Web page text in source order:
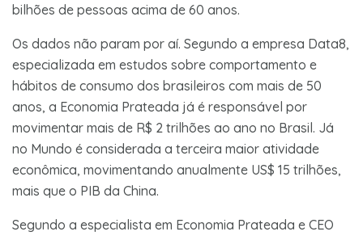
bilhões de pessoas acima de 60 anos.
Os dados não param por aí. Segundo a empresa Data8,
especializada em estudos sobre comportamento e
hábitos de consumo dos brasileiros com mais de 50
anos, a Economia Prateada já é responsável por
movimentar mais de R$ 2 trilhões ao ano no Brasil. Já
no Mundo é considerada a terceira maior atividade
econômica, movimentando anualmente US$ 15 trilhões,
mais que o PIB da China.
Segundo a especialista em Economia Prateada e CEO